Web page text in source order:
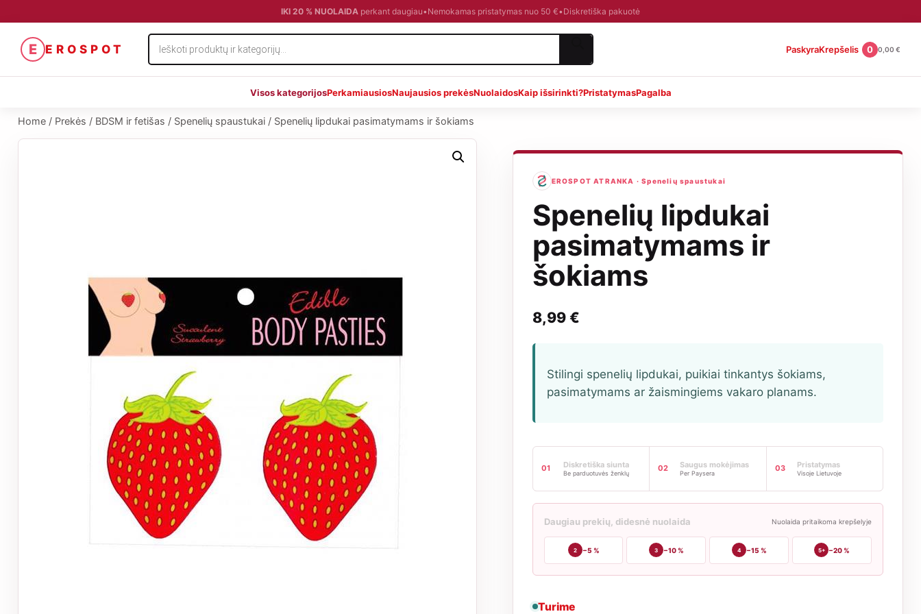
IKI 20 % NUOLAIDA perkant daugiau• Nemokamas pristatymas nuo 50 €• Diskretiška pakuotė
E EROSPOT
Products
search
PaskyraKrepšelis 0 0,00 €
Visos kategorijosPerkamiausiosNaujausios prekėsNuolaidosKaip išsirinkti?PristatymasPagalba
Home / Prekės / BDSM ir fetišas / Spenelių spaustukai / Spenelių lipdukai pasimatymams ir šokiams
EROSPOT ATRANKA · Spenelių spaustukai
Spenelių lipdukai
pasimatymams ir
šokiams
8,99€
Stilingi spenelių lipdukai, puikiai tinkantys šokiams,
pasimatymams ar žaismingiems vakaro planams.
01 Diskretiška siunta
Be parduotuvės ženklų 02 Saugus mokėjimas
Per Paysera 03 Pristatymas
Visoje Lietuvoje
Daugiau prekių, didesnė nuolaida Nuolaida pritaikoma krepšelyje
2 −5 % 3 −10 % 4 −15 % 5+ −20 %
Turime